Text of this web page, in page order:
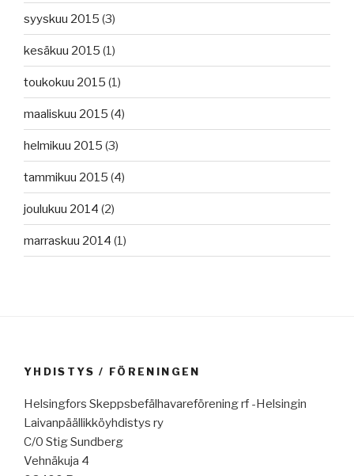
syyskuu 2015 (3)
kesäkuu 2015 (1)
toukokuu 2015 (1)
maaliskuu 2015 (4)
helmikuu 2015 (3)
tammikuu 2015 (4)
joulukuu 2014 (2)
marraskuu 2014 (1)
YHDISTYS / FÖRENINGEN
Helsingfors Skeppsbefälhavareförening rf -Helsingin
Laivanpäällikköyhdistys ry
C/0 Stig Sundberg
Vehnäkuja 4